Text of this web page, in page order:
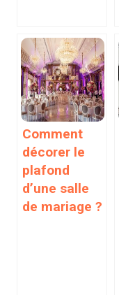
Comment
décorer le
plafond
d’une salle
de mariage ?